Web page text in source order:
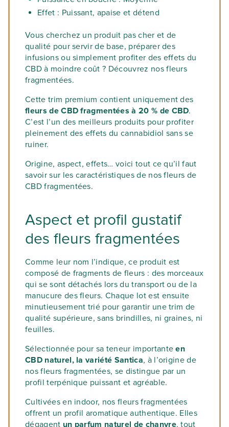
Effet : Puissant, apaise et détend
Vous cherchez un produit pas cher et de
qualité pour servir de base, préparer des
infusions ou simplement profiter des effets du
CBD à moindre coût ? Découvrez nos fleurs
fragmentées.
Cette trim premium contient uniquement des
fleurs de CBD fragmentées à 20 % de CBD.
C’est l’un des meilleurs produits pour profiter
pleinement des effets du cannabidiol sans se
ruiner.
Origine, aspect, effets… voici tout ce qu’il faut
savoir sur les caractéristiques de nos fleurs de
CBD fragmentées.
Aspect et profil gustatif
des fleurs fragmentées
Comme leur nom l’indique, ce produit est
composé de fragments de fleurs : des morceaux
qui se sont détachés lors du transport ou de la
manucure des fleurs. Chaque lot est ensuite
minutieusement trié pour garantir une trim de
qualité supérieure, sans brindilles, ni graines, ni
feuilles.
Sélectionnée pour sa teneur importanteen
CBD naturel, la variété Santica, à l’origine de
nos fleurs fragmentées, se distingue par un
profil terpénique puissant et agréable.
Cultivées en indoor, nos fleurs fragmentées
offrent un profil aromatique authentique. Elles
dégagent un parfum naturel de chanvre, tout